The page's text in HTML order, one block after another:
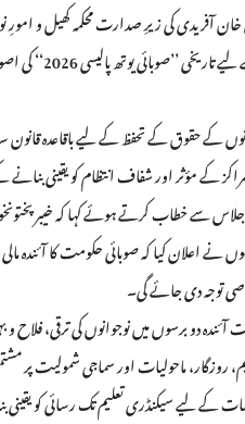
خان آفریدی کی زیرِ صدارت محکمہ کھیل و
ترقی کے
کے حقوق کے تحفظ کے لیے باقاعدہ
کے مؤثر اور شفاف انتظام کو یقینی
سے خطاب کرتے ہوئے کہا کہ
کیا کہ صوبائی حکومت کا آئندہ مالی
توجہ دی جائے گی۔
روزگار، ماحولیات اور سماجی شمولیت پر
لیے سیکنڈری تعلیم تک رسائی کو یقینی